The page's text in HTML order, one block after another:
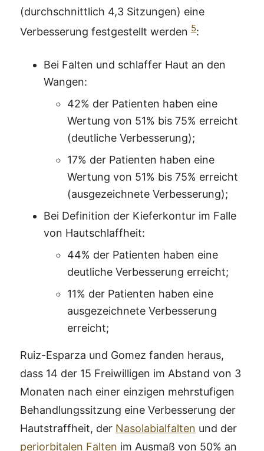
(durchschnittlich 4,3 Sitzungen) eine
Verbesserung festgestellt werden 5:
Bei Falten und schlaffer Haut an den
Wangen:
42% der Patienten haben eine
Wertung von 51% bis 75% erreicht
(deutliche Verbesserung);
17% der Patienten haben eine
Wertung von 51% bis 75% erreicht
(ausgezeichnete Verbesserung);
Bei Definition der Kieferkontur im Falle
von Hautschlaffheit:
44% der Patienten haben eine
deutliche Verbesserung erreicht;
11% der Patienten haben eine
ausgezeichnete Verbesserung
erreicht;
Ruiz-Esparza und Gomez fanden heraus,
dass 14 der 15 Freiwilligen im Abstand von 3
Monaten nach einer einzigen mehrstufigen
Behandlungssitzung eine Verbesserung der
Hautstraffheit, der Nasolabialfalten und der
periorbitalen Falten im Ausmaß von 50% an